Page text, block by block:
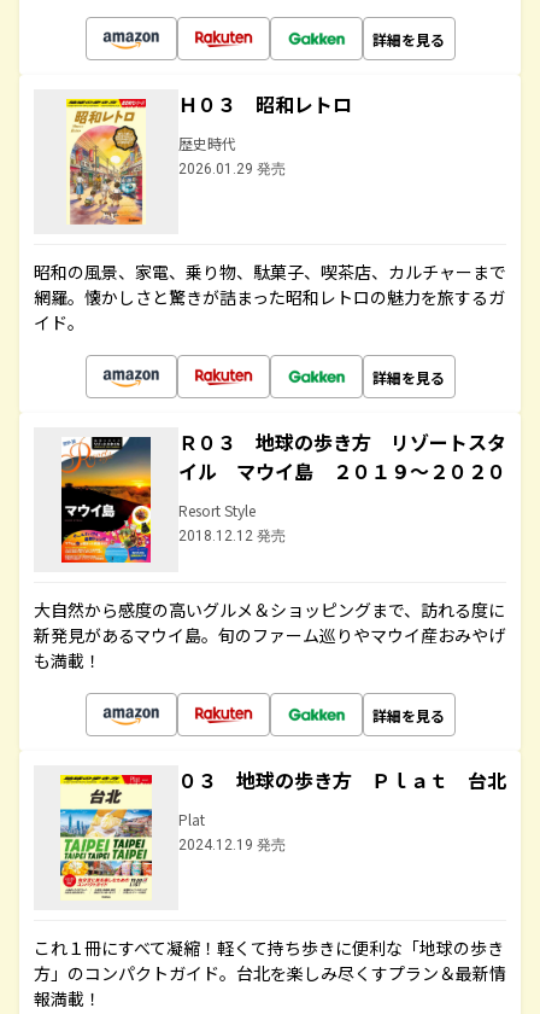
詳細を見る
Ｈ０３ 昭和レトロ
歴史時代
2026.01.29 発売
昭和の風景、家電、乗り物、駄菓子、喫茶店、カルチャーまで
網羅。懐かしさと驚きが詰まった昭和レトロの魅力を旅するガ
イド。
詳細を見る
Ｒ０３ 地球の歩き方 リゾートスタ
イル マウイ島 ２０１９～２０２０
Resort Style
2018.12.12 発売
大自然から感度の高いグルメ＆ショッピングまで、訪れる度に
新発見があるマウイ島。旬のファーム巡りやマウイ産おみやげ
も満載！
詳細を見る
０３ 地球の歩き方 Ｐｌａｔ 台北
Plat
2024.12.19 発売
これ１冊にすべて凝縮！軽くて持ち歩きに便利な「地球の歩き
方」のコンパクトガイド。台北を楽しみ尽くすプラン＆最新情
報満載！